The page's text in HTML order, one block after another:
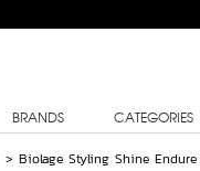
BRANDS CATEGORIES
> Biolage Styling Shine